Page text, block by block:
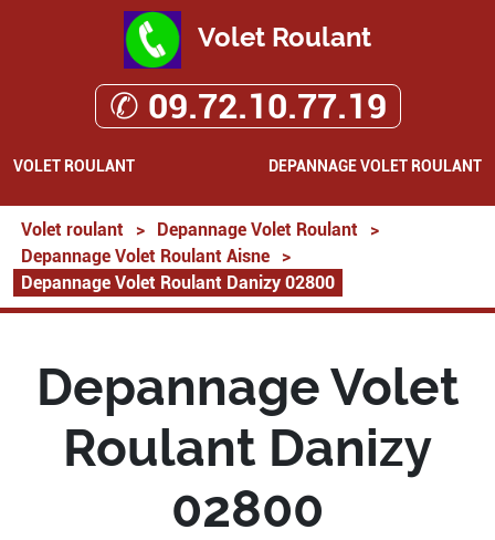
Volet Roulant
✆ 09.72.10.77.19
VOLET ROULANT DEPANNAGE VOLET ROULANT
Volet roulant > Depannage Volet Roulant
>
Depannage Volet Roulant Aisne
>
Depannage Volet Roulant Danizy 02800
Depannage Volet
Roulant Danizy
02800